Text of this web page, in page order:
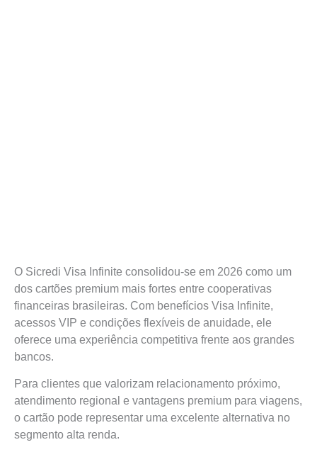
O Sicredi Visa Infinite consolidou-se em 2026 como um
dos cartões premium mais fortes entre cooperativas
financeiras brasileiras. Com benefícios Visa Infinite,
acessos VIP e condições flexíveis de anuidade, ele
oferece uma experiência competitiva frente aos grandes
bancos.
Para clientes que valorizam relacionamento próximo,
atendimento regional e vantagens premium para viagens,
o cartão pode representar uma excelente alternativa no
segmento alta renda.